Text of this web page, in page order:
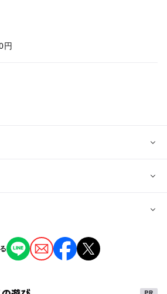
円
的証明）170円、中学生以下無料
や主催者側の都合などにより変更にな